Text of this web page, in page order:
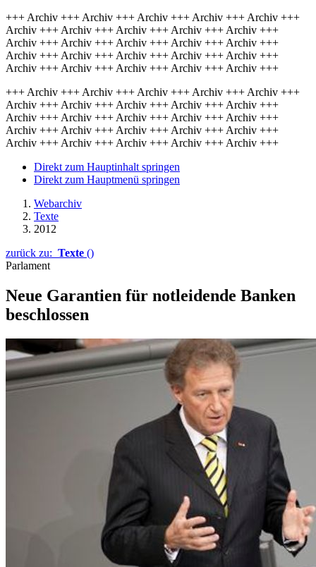
+++ Archiv +++ Archiv +++ Archiv +++ Archiv +++ Archiv +++
Archiv +++ Archiv +++ Archiv +++ Archiv +++ Archiv +++
Archiv +++ Archiv +++ Archiv +++ Archiv +++ Archiv +++
Archiv +++ Archiv +++ Archiv +++ Archiv +++ Archiv +++
Archiv +++ Archiv +++ Archiv +++ Archiv +++ Archiv +++
+++ Archiv +++ Archiv +++ Archiv +++ Archiv +++ Archiv +++
Archiv +++ Archiv +++ Archiv +++ Archiv +++ Archiv +++
Archiv +++ Archiv +++ Archiv +++ Archiv +++ Archiv +++
Archiv +++ Archiv +++ Archiv +++ Archiv +++ Archiv +++
Archiv +++ Archiv +++ Archiv +++ Archiv +++ Archiv +++
Direkt zum Hauptinhalt springen
Direkt zum Hauptmenü springen
Webarchiv
Texte
2012
zurück zu: Texte ()
Parlament
Neue Garantien für notleidende Banken
beschlossen